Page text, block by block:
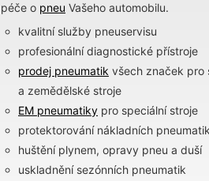
péče o pneu Vašeho automobilu.
kvalitní služby pneuservisu
profesionální diagnostické přístroje
prodej pneumatik všech značek pro
a zemědělské stroje
EM pneumatiky pro speciální stroje
protektorování nákladních pneumatik
huštění plynem, opravy pneu a duší
uskladnění sezónních pneumatik